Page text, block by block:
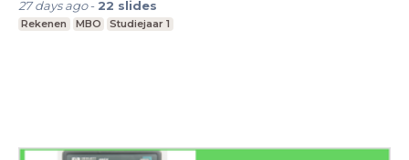
27 days ago- 22 slides
Rekenen MBO Studiejaar 1